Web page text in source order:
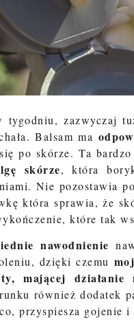
zazwyczaj
Balsam ma
po skórze. Ta
skórze, która
Nie pozostawia
która sprawia, że
które tak
nawodnienie
dzięki czemu
mającej działanie
również dodatek
przyspiesza gojenie